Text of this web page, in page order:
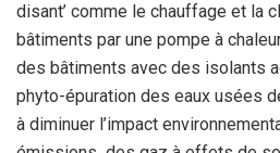
disant’ comme le chauffage et la
bâtiments par une pompe à
des bâtiments avec des isolants
phyto-épuration des eaux usées
à diminuer l’impact